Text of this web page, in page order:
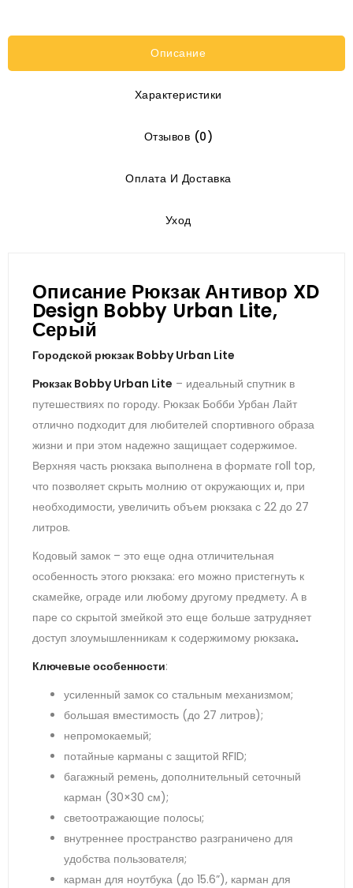
Описание
Характеристики
Отзывов (0)
Оплата И Доставка
Уход
Описание Рюкзак Антивор XD
Design Bobby Urban Lite,
Серый
Городской рюкзак Bobby Urban Lite
Рюкзак Bobby Urban Lite – идеальный спутник в
путешествиях по городу. Рюкзак Бобби Урбан Лайт
отлично подходит для любителей спортивного образа
жизни и при этом надежно защищает содержимое.
Верхняя часть рюкзака выполнена в формате roll top,
что позволяет скрыть молнию от окружающих и, при
необходимости, увеличить объем рюкзака с 22 до 27
литров.
Кодовый замок – это еще одна отличительная
особенность этого рюкзака: его можно пристегнуть к
скамейке, ограде или любому другому предмету. А в
паре со скрытой змейкой это еще больше затрудняет
доступ злоумышленникам к содержимому рюкзака.
Ключевые особенности:
усиленный замок со стальным механизмом;
большая вместимость (до 27 литров);
непромокаемый;
потайные карманы с защитой RFID;
багажный ремень, дополнительный сеточный
карман (30×30 см);
светоотражающие полосы;
внутреннее пространство разграничено для
удобства пользователя;
карман для ноутбука (до 15.6”), карман для